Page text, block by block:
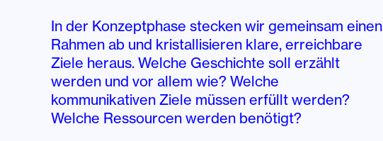
In der Konzeptphase stecken wir gemeinsam einen
Rahmen ab und kristallisieren klare, erreichbare
Ziele heraus. Welche Geschichte soll erzählt
werden und vor allem wie? Welche
kommunikativen Ziele müssen erfüllt werden?
Welche Ressourcen werden benötigt?